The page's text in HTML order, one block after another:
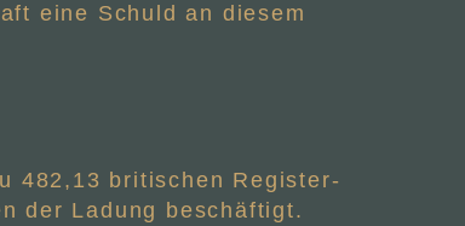
eine Schuld an diesem
482,13 britischen Register-
der Ladung beschäftigt.